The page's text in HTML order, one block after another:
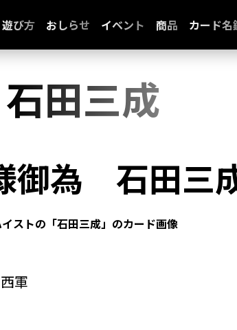
遊び方 おしらせ イベント 商品 カード名
石田三成
御為 石田三
軍